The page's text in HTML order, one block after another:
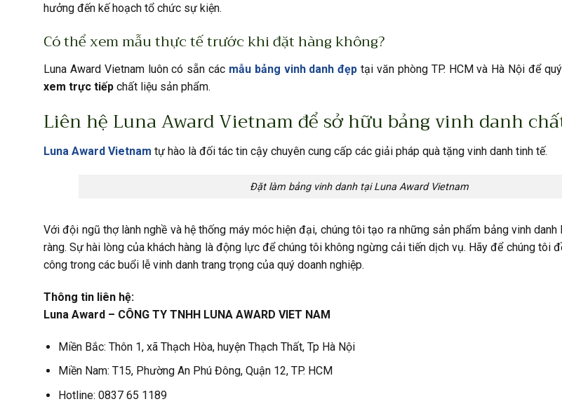
hưởng đến kế hoạch tổ chức sự kiện.
Có thể xem mẫu thực tế trước khi đặt hàng không?
Luna Award Vietnam luôn có sẵn các mẫu bảng vinh danh đẹp tại văn phòng TP. HCM và Hà Nội để
xem trực tiếp chất liệu sản phẩm.
Liên hệ Luna Award Vietnam để sở hữu bảng vinh danh
Luna Award Vietnam tự hào là đối tác tin cậy chuyên cung cấp các giải pháp quà tặng vinh danh tinh tế.
Đặt làm bảng vinh danh tại Luna Award Vietnam
Với đội ngũ thợ lành nghề và hệ thống máy móc hiện đại, chúng tôi tạo ra những sản phẩm bảng vinh
ràng. Sự hài lòng của khách hàng là động lực để chúng tôi không ngừng cải tiến dịch vụ. Hãy để chúng tôi
công trong các buổi lễ vinh danh trang trọng của quý doanh nghiệp.
Thông tin liên hệ:
Luna Award – CÔNG TY TNHH LUNA AWARD VIET NAM
Miền Bắc: Thôn 1, xã Thạch Hòa, huyện Thạch Thất, Tp Hà Nội
Miền Nam: T15, Phường An Phú Đông, Quận 12, TP. HCM
Hotline: 0837 65 1189